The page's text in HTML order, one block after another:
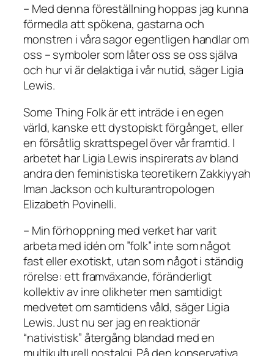
– Med denna föreställning hoppas jag kunna
förmedla att spökena, gastarna och
monstren i våra sagor egentligen handlar om
oss – symboler som låter oss se oss själva
och hur vi är delaktiga i vår nutid, säger Ligia
Lewis.
Some Thing Folk är ett inträde i en egen
värld, kanske ett dystopiskt förgånget, eller
en försåtlig skrattspegel över vår framtid. I
arbetet har Ligia Lewis inspirerats av bland
andra den feministiska teoretikern Zakkiyyah
Iman Jackson och kulturantropologen
Elizabeth Povinelli.
– Min förhoppning med verket har varit
arbeta med idén om ”folk” inte som något
fast eller exotiskt, utan som något i ständig
rörelse: ett framväxande, föränderligt
kollektiv av inre olikheter men samtidigt
medvetet om samtidens våld, säger Ligia
Lewis. Just nu ser jag en reaktionär
“nativistisk” återgång blandad med en